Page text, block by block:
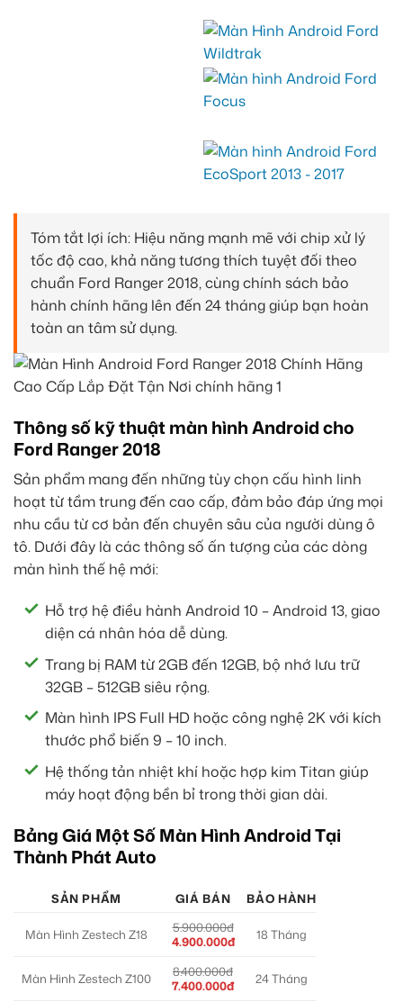
Tóm tắt lợi ích: Hiệu năng mạnh mẽ với chip xử lý
tốc độ cao, khả năng tương thích tuyệt đối theo
chuẩn Ford Ranger 2018, cùng chính sách bảo
hành chính hãng lên đến 24 tháng giúp bạn hoàn
toàn an tâm sử dụng.
Thông số kỹ thuật màn hình Android cho
Ford Ranger 2018
Sản phẩm mang đến những tùy chọn cấu hình linh
hoạt từ tầm trung đến cao cấp, đảm bảo đáp ứng mọi
nhu cầu từ cơ bản đến chuyên sâu của người dùng ô
tô. Dưới đây là các thông số ấn tượng của các dòng
màn hình thế hệ mới:
Hỗ trợ hệ điều hành Android 10 – Android 13, giao
diện cá nhân hóa dễ dùng.
Trang bị RAM từ 2GB đến 12GB, bộ nhớ lưu trữ
32GB – 512GB siêu rộng.
Màn hình IPS Full HD hoặc công nghệ 2K với kích
thước phổ biến 9 – 10 inch.
Hệ thống tản nhiệt khí hoặc hợp kim Titan giúp
máy hoạt động bền bỉ trong thời gian dài.
Bảng Giá Một Số Màn Hình Android Tại
Thành Phát Auto
SẢN PHẨM GIÁ BÁN BẢO HÀNH
Màn Hình Zestech Z18
5.900.000đ
4.900.000đ
18 Tháng
Màn Hình Zestech Z100
8.400.000đ
7.400.000đ
24 Tháng